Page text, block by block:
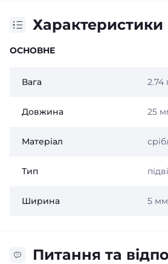
Характеристики
ОСНОВНЕ
Вага 2.74
Довжина 25
Матеріал
Тип
Ширина 5 мм
Питання та